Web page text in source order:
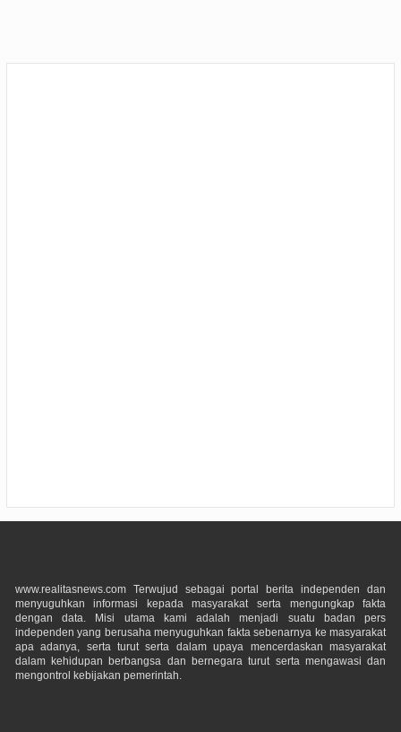
www.realitasnews.com Terwujud sebagai portal berita independen dan
menyuguhkan informasi kepada masyarakat serta mengungkap fakta
dengan data. Misi utama kami adalah menjadi suatu badan pers
independen yang berusaha menyuguhkan fakta sebenarnya ke masyarakat
apa adanya, serta turut serta dalam upaya mencerdaskan masyarakat
dalam kehidupan berbangsa dan bernegara turut serta mengawasi dan
mengontrol kebijakan pemerintah.